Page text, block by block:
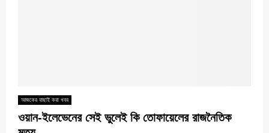
আজকের বাছাই করা খবর
ওয়ান-ইলেভেনের সেই ভুলেই কি তোফায়েলের রাজনৈতিক